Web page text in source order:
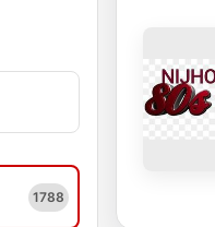
1788